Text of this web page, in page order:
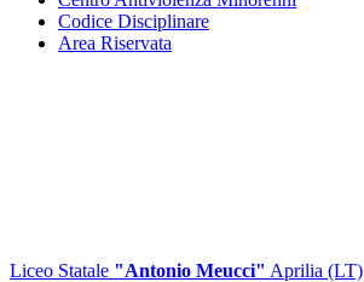
Codice Disciplinare
Area Riservata
Liceo Statale "Antonio Meucci" Aprilia (LT)